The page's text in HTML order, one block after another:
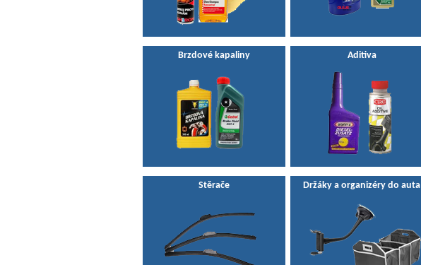
Brzdové kapaliny Aditiva
Stěrače Držáky a organizéry do auta